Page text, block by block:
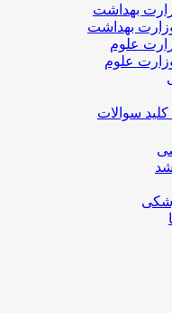
بهداشت
بهداشت
علوم
علوم
کلید سوالات